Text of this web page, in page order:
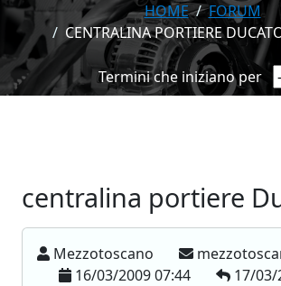
HOME
FORUM
CENTRALINA PORTIERE
Termini che iniziano per
centralina portiere
Mezzotoscano
16/03/2009 07:44
17/03/